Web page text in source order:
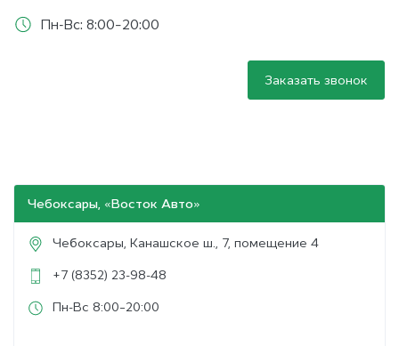
Пн-Вс: 8:00–20:00
Заказать звонок
Чебоксары, «Восток Авто»
Чебоксары Канашское ш., 7, помещение 4
+7 (8352) 23-98-48
Пн-Вс 8:00–20:00